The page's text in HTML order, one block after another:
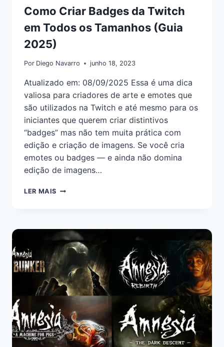
Como Criar Badges da Twitch
em Todos os Tamanhos (Guia
2025)
Por Diego Navarro junho 18, 2023
Atualizado em: 08/09/2025 Essa é uma dica
valiosa para criadores de arte e emotes que
são utilizados na Twitch e até mesmo para os
iniciantes que querem criar distintivos
“badges” mas não tem muita prática com
edição e criação de imagens. Se você cria
emotes ou badges — e ainda não domina
edição de imagens…
LER MAIS